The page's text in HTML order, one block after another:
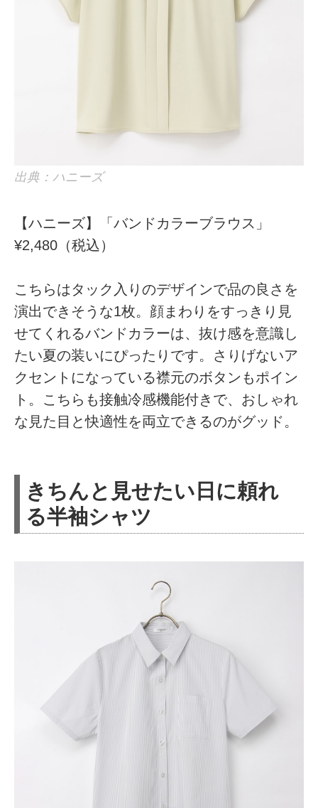
出典：ハニーズ
【ハニーズ】「バンドカラーブラウス」
¥2,480（税込）
こちらはタック入りのデザインで品の良さを
演出できそうな1枚。顔まわりをすっきり見
せてくれるバンドカラーは、抜け感を意識し
たい夏の装いにぴったりです。さりげないア
クセントになっている襟元のボタンもポイン
ト。こちらも接触冷感機能付きで、おしゃれ
な見た目と快適性を両立できるのがグッド。
きちんと見せたい日に頼れ
る半袖シャツ